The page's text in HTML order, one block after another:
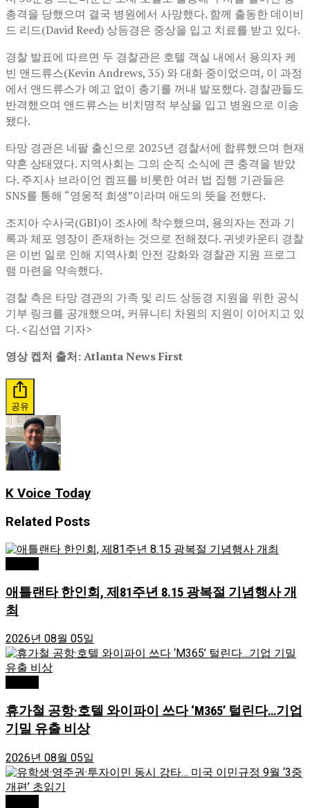
총격을 당했으며 결국 병원에서 사망했다. 함께 출동한 데이비
드 리드(David Reed) 상등경은 중상을 입고 치료를 받고 있다.
경찰 발표에 따르면 두 경찰관은 호텔 객실 내에서 용의자 케
빈 앤드류스(Kevin Andrews, 35) 와 대화 중이었으며, 이 과정
에서 앤드류스가 예고 없이 총기를 꺼내 발포했다. 경찰관들도
반격했으며 앤드류스는 비치명적 부상을 입고 병원으로 이송
됐다.
타망 경관은 네팔 출신으로 2025년 경찰서에 합류했으며 현재
약혼 상태였다. 지역사회는 그의 순직 소식에 큰 충격을 받았
다. 주지사 브라이언 켐프를 비롯한 여러 법 집행 기관들은
SNS를 통해 “영웅적 희생”이라며 애도의 뜻을 전했다.
조지아 수사국(GBI)이 조사에 착수했으며, 용의자는 전과 기
록과 체포 영장이 존재하는 것으로 전해졌다. 귀넷카운티 경찰
은 이번 일로 인해 지역사회 안전 강화와 경찰관 지원 프로그
램 마련을 약속했다.
경찰 측은 타망 경관의 가족 및 리드 상등경 지원을 위한 공식
기부 링크를 공개했으며, 커뮤니티 차원의 지원이 이어지고 있
다. <김선엽 기자>
영상 켑처 출처: Atlanta News First
공유
K Voice Today
Related Posts
애틀랜타 한인회, 제81주년 8.15 광복절 기념행사 개
최
2026년 08월 05일
휴가철 공항·호텔 와이파이 쓰다 ‘M365’ 털린다…기업
기밀 유출 비상
2026년 08월 05일